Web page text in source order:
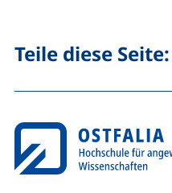
Teile diese Seite: